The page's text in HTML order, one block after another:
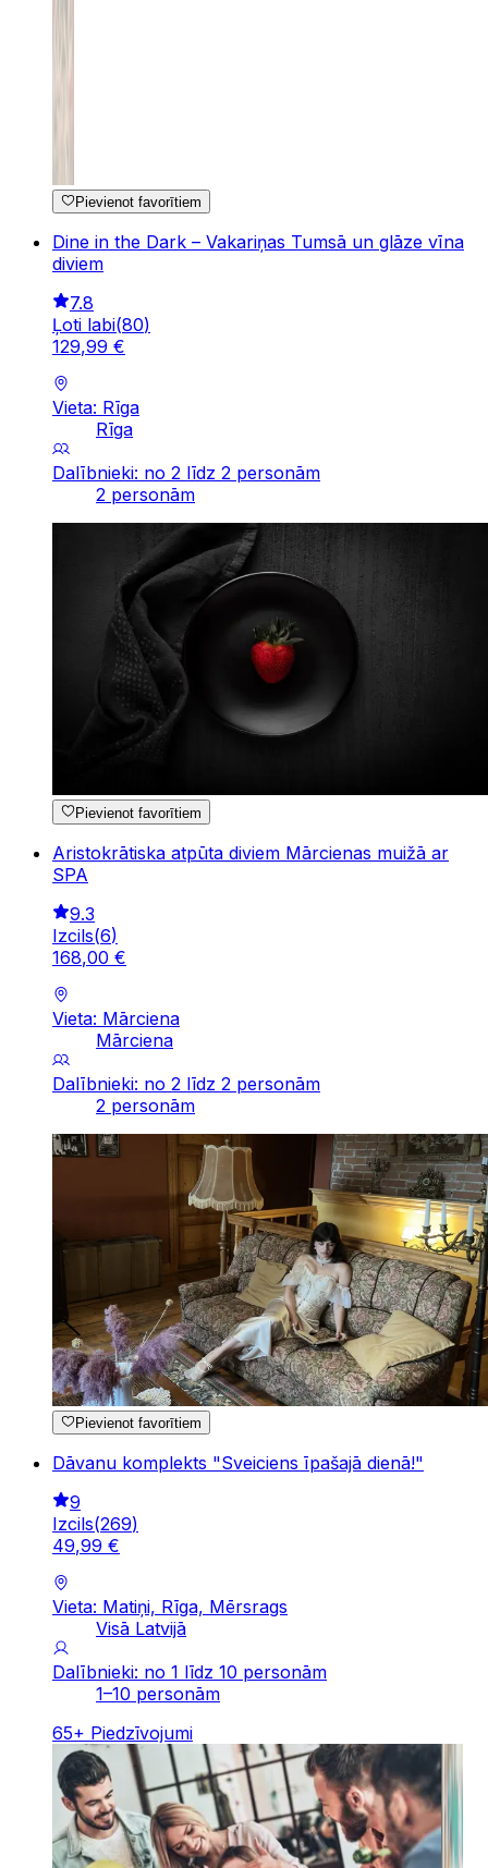
Pievienot favorītiem
Dine in the Dark – Vakariņas Tumsā un glāze vīna
diviem
7.8
Ļoti labi(80)
129,99 €
Vieta: Rīga
Rīga
Dalībnieki: no 2 līdz 2 personām
2 personām
Pievienot favorītiem
Aristokrātiska atpūta diviem Mārcienas muižā ar
SPA
9.3
Izcils(6)
168,00 €
Vieta: Mārciena
Mārciena
Dalībnieki: no 2 līdz 2 personām
2 personām
Pievienot favorītiem
Dāvanu komplekts "Sveiciens īpašajā dienā!"
9
Izcils(269)
49,99 €
Vieta: Matiņi, Rīga, Mērsrags
Visā Latvijā
Dalībnieki: no 1 līdz 10 personām
1–10 personām
65+ Piedzīvojumi